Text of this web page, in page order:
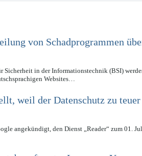
von Schadprogrammen
Sicherheit in der Informationstechnik (BSI)
Websites…
weil der Datenschutz zu
angekündigt, den Dienst „Reader“ zum 01.